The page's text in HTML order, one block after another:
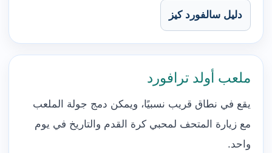
دليل سالفورد كيز
ملعب أولد ترافورد
يقع في نطاق قريب نسبيًا، ويمكن دمج جولة الملعب
مع زيارة المتحف لمحبي كرة القدم والتاريخ في يوم
واحد.